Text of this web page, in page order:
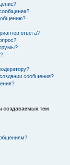
ответа?
сообщения?
создаваемых тем